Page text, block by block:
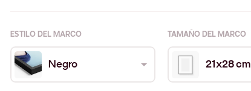
ESTILO DEL MARCO TAMAÑO DEL MARCO
Negro 21x28 cm